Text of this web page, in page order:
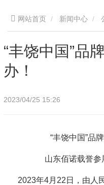
网站首页 新闻中心
京成功举办！
“丰饶中国”品
办！
2023/04/25 15:26
“丰饶中国”品
山东佰诺载誉
2023年4月22日，由人